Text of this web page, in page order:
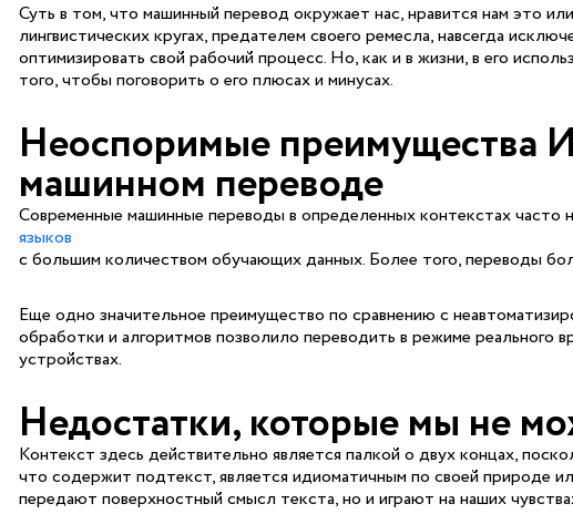
Суть в том, что машинный перевод окружает нас, нравится нам это
лингвистических кругах, предателем своего ремесла, навсегда
оптимизировать свой рабочий процесс. Но, как и в жизни, в его
того, чтобы поговорить о его плюсах и минусах.
Неоспоримые преимущества
машинном переводе
Современные машинные переводы в определенных контекстах
языков
с большим количеством обучающих данных. Более того, переводы
Еще одно значительное преимущество по сравнению с
обработки и алгоритмов позволило переводить в режиме реального
устройствах.
Недостатки, которые мы не
Контекст здесь действительно является палкой о двух концах,
что содержит подтекст, является идиоматичным по своей природе
передают поверхностный смысл текста, но и играют на наших